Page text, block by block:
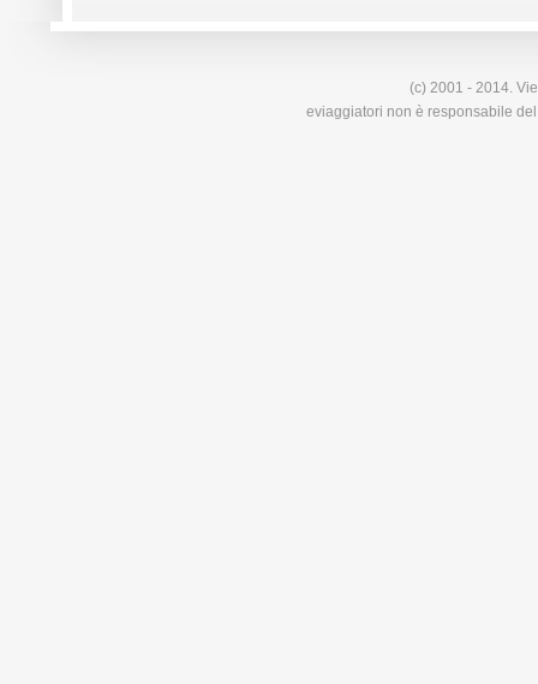
(c) 2001 - 2014.
eviaggiatori non è responsabile